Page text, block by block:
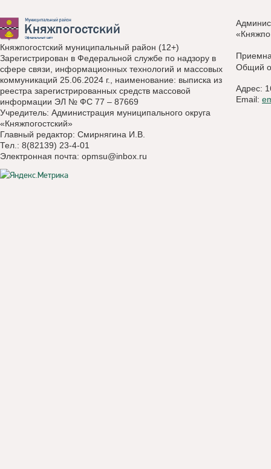
Княжпогостский муниципальный район (12+)
Зарегистрирован в Федеральной службе по надзору в
сфере связи, информационных технологий и массовых
коммуникаций 25.06.2024 г., наименование: выписка из
реестра зарегистрированных средств массовой
информации ЭЛ № ФС 77 – 87669
Учредитель: Администрация муниципального округа
«Княжпогостский»
Главный редактор: Смирнягина И.В.
Тел.: 8(82139) 23-4-01
Электронная почта: opmsu@inbox.ru
Общий
Адрес:
Email: